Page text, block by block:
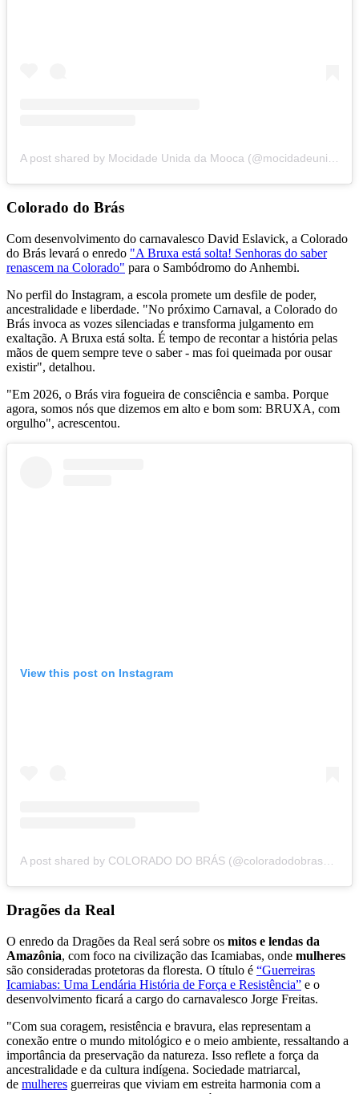
A post shared by Mocidade Unida da Mooca (@mocidadeunidadamooca)
Colorado do Brás
Com desenvolvimento do carnavalesco David Eslavick, a Colorado
do Brás levará o enredo "A Bruxa está solta! Senhoras do saber
renascem na Colorado" para o Sambódromo do Anhembi.
No perfil do Instagram, a escola promete um desfile de poder,
ancestralidade e liberdade. "No próximo Carnaval, a Colorado do
Brás invoca as vozes silenciadas e transforma julgamento em
exaltação. A Bruxa está solta. É tempo de recontar a história pelas
mãos de quem sempre teve o saber - mas foi queimada por ousar
existir", detalhou.
"Em 2026, o Brás vira fogueira de consciência e samba. Porque
agora, somos nós que dizemos em alto e bom som: BRUXA, com
orgulho", acrescentou.
View this post on Instagram
Dragões da Real
O enredo da Dragões da Real será sobre os mitos e lendas da
Amazônia, com foco na civilização das Icamiabas, onde mulheres
são consideradas protetoras da floresta. O título é “Guerreiras
Icamiabas: Uma Lendária História de Força e Resistência” e o
desenvolvimento ficará a cargo do carnavalesco Jorge Freitas.
"Com sua coragem, resistência e bravura, elas representam a
conexão entre o mundo mitológico e o meio ambiente, ressaltando a
importância da preservação da natureza. Isso reflete a força da
ancestralidade e da cultura indígena. Sociedade matriarcal,
de mulheres guerreiras que viviam em estreita harmonia com a